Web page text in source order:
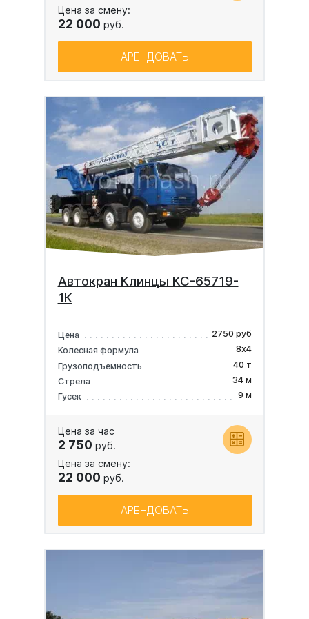
Цена за смену:
22 000 руб.
АРЕНДОВАТЬ
Автокран Клинцы КС-65719-
1К
Цена
2750 руб
Колесная формула
8х4
Грузоподъемность
40 т
Стрела
34 м
Гусек
9 м
Цена за час
2 750 руб.
Цена за смену:
22 000 руб.
АРЕНДОВАТЬ